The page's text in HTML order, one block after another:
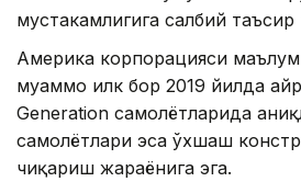
мустаҳкамлигига салбий
Америка корпорацияси
муаммо илк бор 2019 йилда
Generation самолётларида
самолётлари эса ўхшаш
чиқариш жараёнига эга.